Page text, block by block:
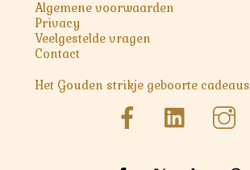
Algemene voorwaarden
Privacy
Veelgestelde vragen
Contact
Het Gouden strikje geboorte cadeaus